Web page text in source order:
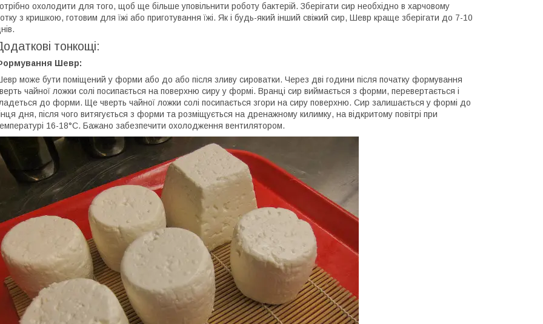
охолодити для того, щоб ще більше уповільнити роботу бактерій. Зберігати сир необхідно в харчовому
з кришкою, готовим для їжі або приготування їжі. Як і будь-який інший свіжий сир, Шевр краще зберігати до 7-10
тонкощі:
Шевр:
може бути поміщений у форми або до або після зливу сироватки. Через дві години після початку формування
чайної ложки солі посипається на поверхню сиру у формі. Вранці сир виймається з форми, перевертається і
до форми. Ще чверть чайної ложки солі посипається згори на сиру поверхню. Сир залишається у формі до
дня, після чого витягується з форми та розміщується на дренажному килимку, на відкритому повітрі при
16-18°С. Бажано забезпечити охолодження вентилятором.